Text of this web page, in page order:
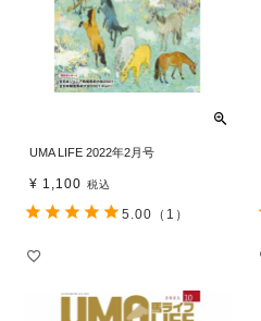
UMA LIFE 2022年2月号
¥ 1,100 税込
5.00 （1）